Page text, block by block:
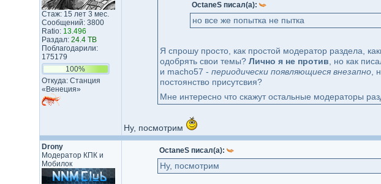
Стаж: 15 лет 3 мес.
Сообщений: 3800
Ratio: 13.496
Раздал: 24.4 TB
Поблагодарили:
175179
100%
Откуда: Станция
«Венеция»
OctaneS писал(а):
но все же попытка не пытка
Я спрошу просто, как простой модератор раздела,
одобрять свои темы? Лично я не против , но как
и macho57 - периодически появляющиеся внезапно,
постоянство присутсвия?
Мне интересно что скажут остальные модераторы
Ну, посмотрим
Drony
Модератор КПК и
Мобилок
OctaneS писал(а):
Ну, посмотрим